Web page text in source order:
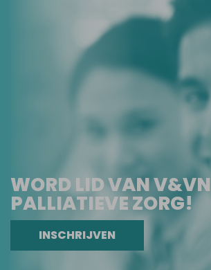
WORD LID VAN V&VN
PALLIATIEVE ZORG!
INSCHRIJVEN